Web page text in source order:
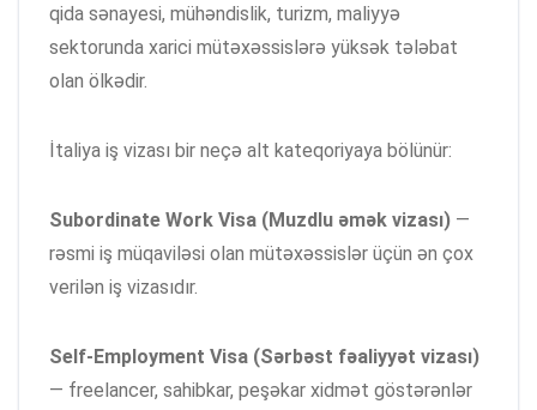
qida sənayesi, mühəndislik, turizm, maliyyə
sektorunda xarici mütəxəssislərə yüksək tələbat
olan ölkədir.
İtaliya iş vizası bir neçə alt kateqoriyaya bölünür:
Subordinate Work Visa (Muzdlu əmək vizası) —
rəsmi iş müqaviləsi olan mütəxəssislər üçün ən çox
verilən iş vizasıdır.
Self-Employment Visa (Sərbəst fəaliyyət vizası)
— freelancer, sahibkar, peşəkar xidmət göstərənlər